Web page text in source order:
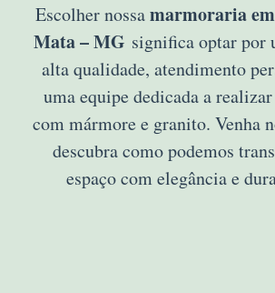
Escolher nossamarmoraria
Mata – MG significa optar por
alta qualidade, atendimento
uma equipe dedicada a realizar
com mármore e granito. Venha
descubra como podemos
espaço com elegância e